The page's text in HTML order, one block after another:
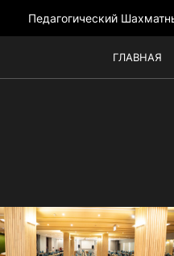
ГЛАВНАЯ
Педагогический